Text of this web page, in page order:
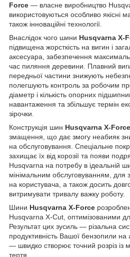
Force — власне виробництво
використовуються особливо якісні
також інноваційні технології.
Внаслідок чого шини Husqvarna X-
підвищена жорсткість на вигин і
аксесуара, забезпечення
час пиляння деревини. Плавний
передньої частини знижують
полегшують контроль за робочим
діаметр і кількість опорних
навантаження та збільшує термін
зірочки.
Конструкція шин Husqvarna X-Force
змащення, що дає змогу неабияк
на обслуговування. Спеціальне
захищає їх від корозії та появи
Husqvarna на потребу в ідеальній
мінімальним обслуговуванням,
на користувача, а також досить
витримувати тривалу важку роботу.
Шини Husqvarna X-Force
Husqvarna X-Cut, оптимізованими
Результат цих зусиль — різальна
продуктивність Вашої бензопили
— швидко створює точний розріз із
тертя.